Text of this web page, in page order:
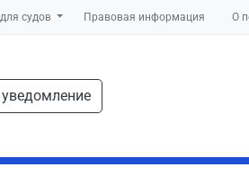
судов Правовая информация О